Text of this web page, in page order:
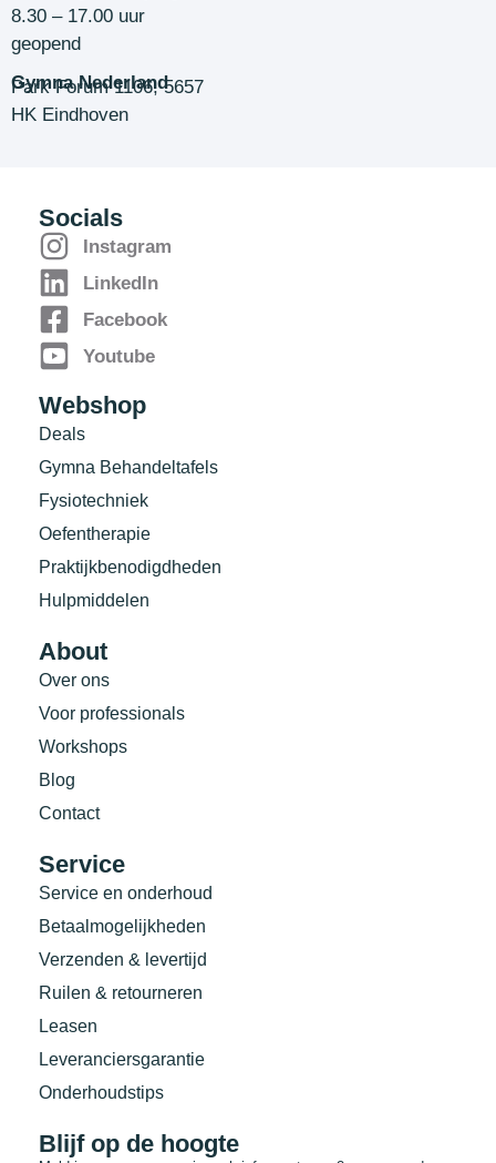
8.30 – 17.00 uur
geopend
Gymna Nederland
Park Forum 1106, 5657
HK Eindhoven
Socials
Instagram
LinkedIn
Facebook
Youtube
Webshop
Deals
Gymna Behandeltafels
Fysiotechniek
Oefentherapie
Praktijkbenodigdheden
Hulpmiddelen
About
Over ons
Voor professionals
Workshops
Blog
Contact
Service
Service en onderhoud
Betaalmogelijkheden
Verzenden & levertijd
Ruilen & retourneren
Leasen
Leveranciersgarantie
Onderhoudstips
Blijf op de hoogte